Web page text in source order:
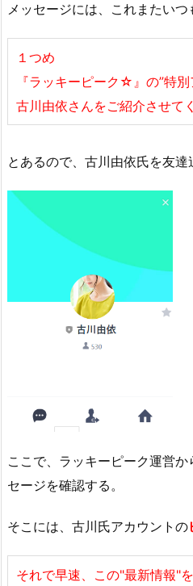
メッセージには、これまたいつ
１つめ
『ラッキーピーク☆』の”特別
古川由依さんをご紹介させて
とあるので、古川由依氏を友達
ここで、ラッキーピーク運営
セージを確認する。
そこには、古川氏アカウントの
それで早速、この"最新情報"を